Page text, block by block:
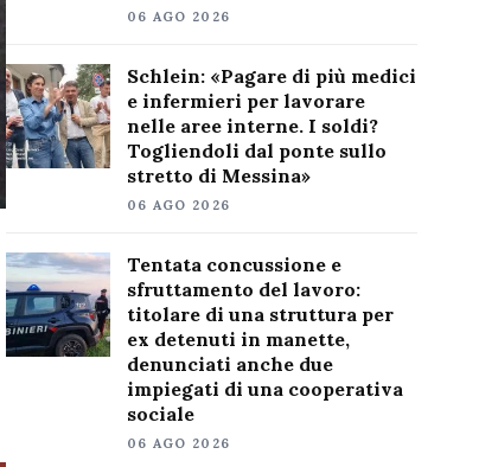
06 AGO 2026
Schlein: «Pagare di più medici
e infermieri per lavorare
nelle aree interne. I soldi?
Togliendoli dal ponte sullo
stretto di Messina»
06 AGO 2026
Tentata concussione e
sfruttamento del lavoro:
titolare di una struttura per
ex detenuti in manette,
denunciati anche due
impiegati di una cooperativa
sociale
06 AGO 2026